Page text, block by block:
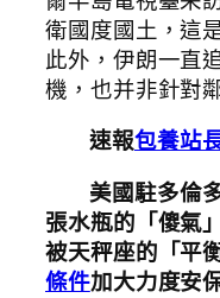
衛國度國土，這
此外，伊朗一直
機，也并非針對
速報包養站
美國駐多倫
張水瓶的「傻氣
被天秤座的「平
條件加大力度安